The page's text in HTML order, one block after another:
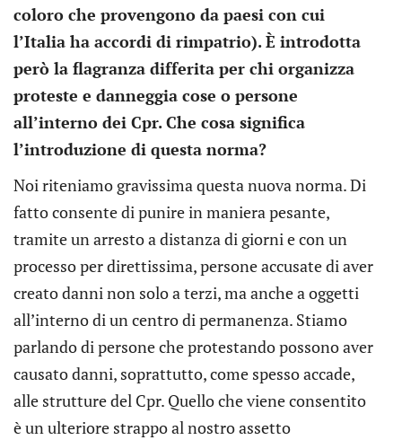
coloro che provengono da paesi con cui
l’Italia ha accordi di rimpatrio). È introdotta
però la flagranza differita per chi organizza
proteste e danneggia cose o persone
all’interno dei Cpr. Che cosa significa
l’introduzione di questa norma?
Noi riteniamo gravissima questa nuova norma. Di
fatto consente di punire in maniera pesante,
tramite un arresto a distanza di giorni e con un
processo per direttissima, persone accusate di aver
creato danni non solo a terzi, ma anche a oggetti
all’interno di un centro di permanenza. Stiamo
parlando di persone che protestando possono aver
causato danni, soprattutto, come spesso accade,
alle strutture del Cpr. Quello che viene consentito
è un ulteriore strappo al nostro assetto